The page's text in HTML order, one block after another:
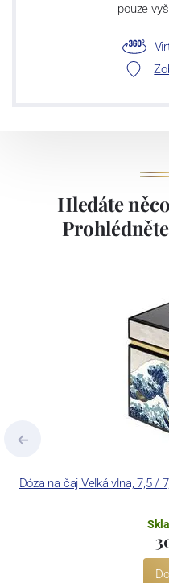
pouze
Hledáte
Dóza na čaj Velká vlna, 7,5 /